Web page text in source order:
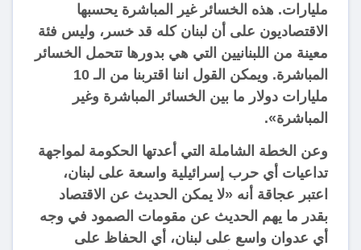
مليارات. هذه الخسائر غير المباشرة يحسبها
الاقتصاديون على أن لبنان كله قد خسر، وليس فئة
معينة من اللبنانيين التي هي بدورها تتحمل الخسائر
المباشرة. ويمكن القول اننا اقتربنا من الـ 10
مليارات دولار ما بين الخسائر المباشرة وغير
المباشرة».
وعن الخطة الشاملة التي أعدتها الحكومة لمواجهة
تداعيات أي حرب إسرائيلية واسعة على لبنان،
اعتبر عجاقة أنه «لا يمكن الحديث عن الاقتصاد
بقدر ما يهم الحديث عن مقومات الصمود في وجه
أي عدوان واسع على لبنان، أي الحفاظ على